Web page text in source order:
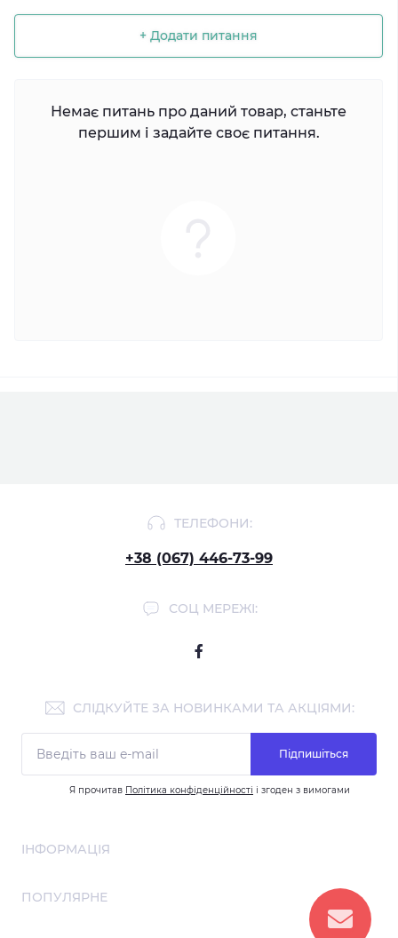
+ Додати питання
Немає питань про даний товар, станьте
першим і задайте своє питання.
ТЕЛЕФОНИ:
+38 (067) 446-73-99
СОЦ МЕРЕЖІ:
СЛІДКУЙТЕ ЗА НОВИНКАМИ ТА АКЦІЯМИ:
Підпишіться
Я прочитав Політика конфіденційності і згоден з вимогами
ІНФОРМАЦІЯ
Про нас
ПОПУЛЯРНЕ